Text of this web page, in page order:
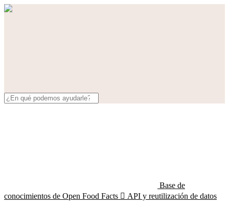
Base de
conocimientos de Open Food Facts  API y reutilización de datos